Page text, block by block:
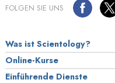
FOLGEN SIE UNS
Was ist Scientology?
Online-Kurse
Einführende Dienste